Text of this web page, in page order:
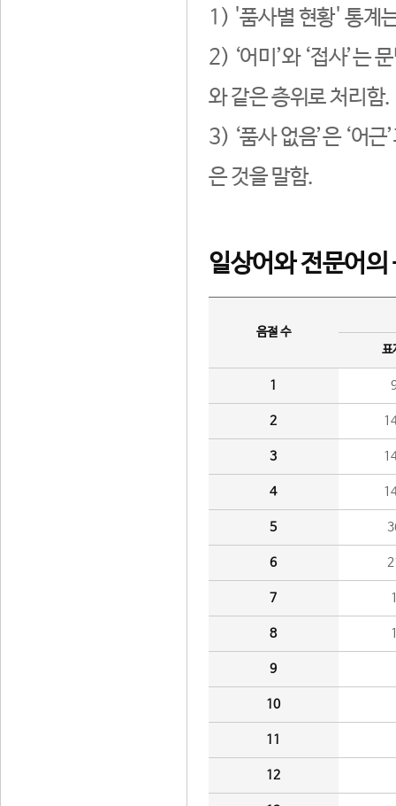
1) '품사별 현황' 통계
2) ‘어미’와 ‘접사’는
와 같은 층위로 처리함.
3) ‘품사 없음’은 ‘어
은 것을 말함.
일상어와 전문어의
음절 수
표
1
2
3
4
5
6
7
8
9
10
11
12